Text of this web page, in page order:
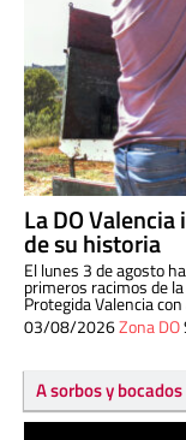
La DO
de su historia
El lunes 3 de agosto
primeros racimos de
Protegida Valencia
03/08/2026Zona DO
A sorbos y bocados